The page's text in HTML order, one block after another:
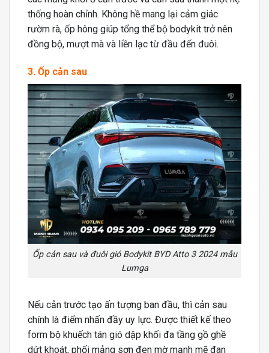
thống hoàn chỉnh. Không hề mang lại cảm giác
rườm rà, ốp hông giúp tổng thể bộ bodykit trở nên
đồng bộ, mượt mà và liền lạc từ đầu đến đuôi.
3. Ốp cản sau
Ốp cản sau và đuôi gió Bodykit BYD Atto 3 2024 mẫu
Lumga
Nếu cản trước tạo ấn tượng ban đầu, thì cản sau
chính là điểm nhấn đầy uy lực. Được thiết kế theo
form bộ khuếch tán gió dập khối đa tầng gồ ghề
dứt khoát, phối mảng sơn đen mờ mạnh mẽ đan